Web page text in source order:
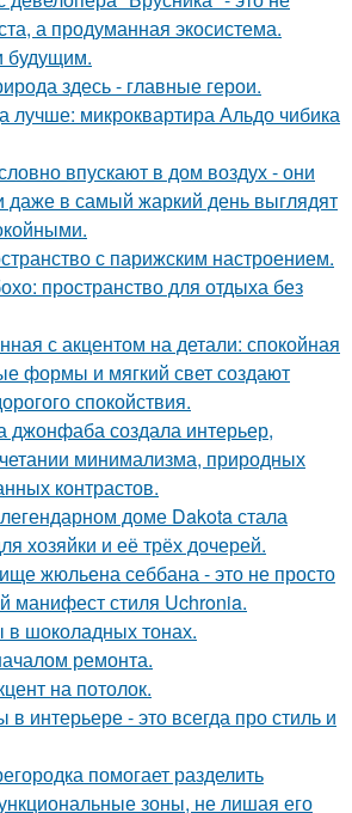
а продуманная экосистема.
будущим.
здесь - главные герои.
микроквартира Альдо чибика
впускают в дом воздух - они
даже в самый жаркий день выглядят
с парижским настроением.
пространство для отдыха без
с акцентом на детали: спокойная
формы и мягкий свет создают
спокойствия.
джонфаба создала интерьер,
минимализма, природных
контрастов.
доме Dakota стала
хозяйки и её трёх дочерей.
жюльена себбана - это не просто
манифест стиля Uchronia.
в шоколадных тонах.
ремонта.
на потолок.
интерьере - это всегда про стиль и
помогает разделить
зоны, не лишая его